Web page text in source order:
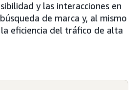
y las interacciones en
de marca y, al mismo
eficiencia del tráfico de alta